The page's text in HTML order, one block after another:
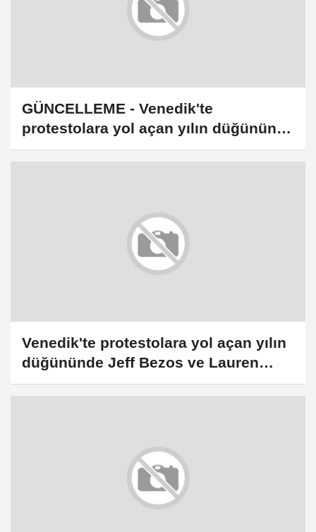
GÜNCELLEME - Venedik'te
protestolara yol açan yılın düğününde
Jeff Bezos ve Lauren Sanchez
Venedik'te protestolara yol açan yılın
düğününde Jeff Bezos ve Lauren
Sanchez evlendi